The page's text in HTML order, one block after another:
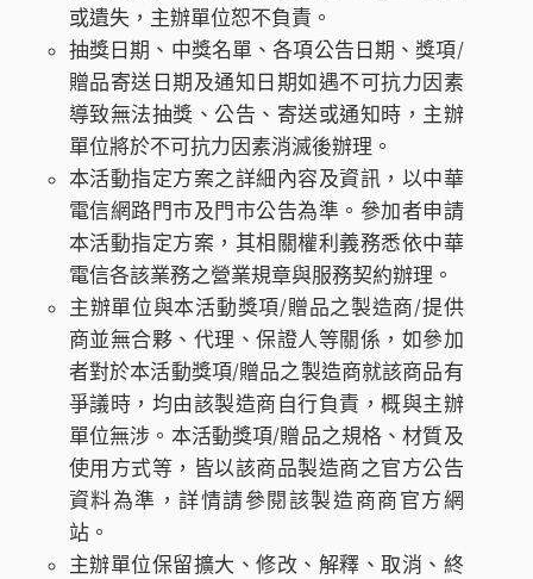
或遺失，主辦單位恕不負責。
抽獎日期、中獎名單、各項公告日期、獎項/
贈品寄送日期及通知日期如遇不可抗力因素
導致無法抽獎、公告、寄送或通知時，主辦
單位將於不可抗力因素消滅後辦理。
本活動指定方案之詳細內容及資訊，以中華
電信網路門市及門市公告為準。參加者申請
本活動指定方案，其相關權利義務悉依中華
電信各該業務之營業規章與服務契約辦理。
主辦單位與本活動獎項/贈品之製造商/提供
商並無合夥、代理、保證人等關係，如參加
者對於本活動獎項/贈品之製造商就該商品有
爭議時，均由該製造商自行負責，概與主辦
單位無涉。本活動獎項/贈品之規格、材質及
使用方式等，皆以該商品製造商之官方公告
資料為準，詳情請參閱該製造商商官方網
站。
主辦單位保留擴大、修改、解釋、取消、終